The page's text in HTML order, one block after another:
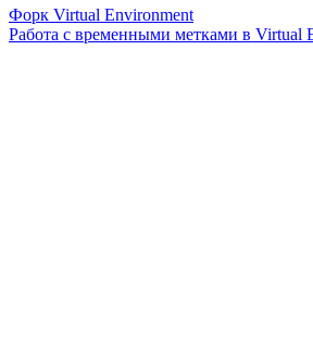
Форк Virtual Environment
Работа с временными метками в Virtual